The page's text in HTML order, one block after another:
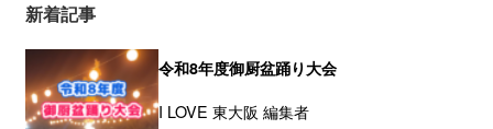
新着記事
令和8年度御厨盆踊り大会
I LOVE 東大阪 編集者